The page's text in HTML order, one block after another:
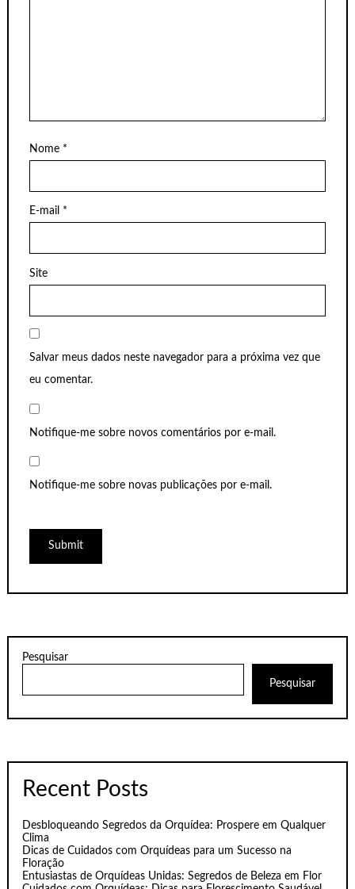
Nome *
E-mail *
Site
Salvar meus dados neste navegador para a próxima vez que
eu comentar.
Notifique-me sobre novos comentários por e-mail.
Notifique-me sobre novas publicações por e-mail.
Pesquisar
Pesquisar
Recent Posts
Desbloqueando Segredos da Orquídea: Prospere em Qualquer
Clima
Dicas de Cuidados com Orquídeas para um Sucesso na
Floração
Entusiastas de Orquídeas Unidas: Segredos de Beleza em Flor